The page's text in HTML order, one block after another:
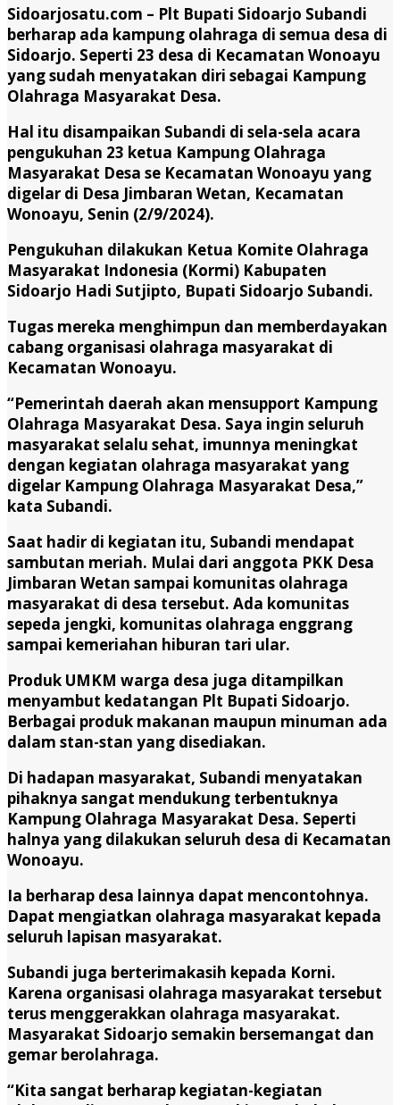
Sidoarjosatu.com – Plt Bupati Sidoarjo Subandi
berharap ada kampung olahraga di semua desa di
Sidoarjo. Seperti 23 desa di Kecamatan Wonoayu
yang sudah menyatakan diri sebagai Kampung
Olahraga Masyarakat Desa.
Hal itu disampaikan Subandi di sela-sela acara
pengukuhan 23 ketua Kampung Olahraga
Masyarakat Desa se Kecamatan Wonoayu yang
digelar di Desa Jimbaran Wetan, Kecamatan
Wonoayu, Senin (2/9/2024).
Pengukuhan dilakukan Ketua Komite Olahraga
Masyarakat Indonesia (Kormi) Kabupaten
Sidoarjo Hadi Sutjipto, Bupati Sidoarjo Subandi.
Tugas mereka menghimpun dan memberdayakan
cabang organisasi olahraga masyarakat di
Kecamatan Wonoayu.
“Pemerintah daerah akan mensupport Kampung
Olahraga Masyarakat Desa. Saya ingin seluruh
masyarakat selalu sehat, imunnya meningkat
dengan kegiatan olahraga masyarakat yang
digelar Kampung Olahraga Masyarakat Desa,”
kata Subandi.
Saat hadir di kegiatan itu, Subandi mendapat
sambutan meriah. Mulai dari anggota PKK Desa
Jimbaran Wetan sampai komunitas olahraga
masyarakat di desa tersebut. Ada komunitas
sepeda jengki, komunitas olahraga enggrang
sampai kemeriahan hiburan tari ular.
Produk UMKM warga desa juga ditampilkan
menyambut kedatangan Plt Bupati Sidoarjo.
Berbagai produk makanan maupun minuman ada
dalam stan-stan yang disediakan.
Di hadapan masyarakat, Subandi menyatakan
pihaknya sangat mendukung terbentuknya
Kampung Olahraga Masyarakat Desa. Seperti
halnya yang dilakukan seluruh desa di Kecamatan
Wonoayu.
Ia berharap desa lainnya dapat mencontohnya.
Dapat mengiatkan olahraga masyarakat kepada
seluruh lapisan masyarakat.
Subandi juga berterimakasih kepada Korni.
Karena organisasi olahraga masyarakat tersebut
terus menggerakkan olahraga masyarakat.
Masyarakat Sidoarjo semakin bersemangat dan
gemar berolahraga.
“Kita sangat berharap kegiatan-kegiatan